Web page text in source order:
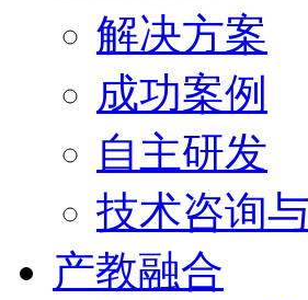
解决方案
成功案例
自主研发
技术咨询
产教融合